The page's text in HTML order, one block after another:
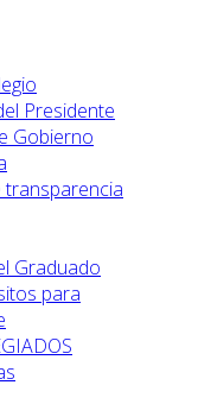
Presidente
Gobierno
transparencia
Graduado
para